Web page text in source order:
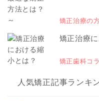
矯正治療の
矯正治療
矯正歯科コ
人気矯正記事ランキ